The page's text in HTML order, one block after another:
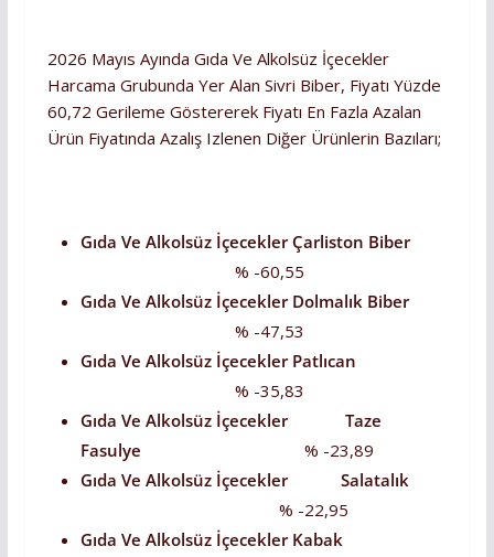
2026 Mayıs Ayında Gıda Ve Alkolsüz İçecekler
Harcama Grubunda Yer Alan Sivri Biber, Fiyatı Yüzde
60,72 Gerileme Göstererek Fiyatı En Fazla Azalan
Ürün Fiyatında Azalış Izlenen Diğer Ürünlerin Bazıları;
Gıda Ve Alkolsüz İçeceklerÇarliston Biber
% -60,55
Gıda Ve Alkolsüz İçecekler Dolmalık Biber
% -47,53
Gıda Ve Alkolsüz İçecekler Patlıcan
% -35,83
Gıda Ve Alkolsüz İçecekler Taze
Fasulye % -23,89
Gıda Ve Alkolsüz İçecekler Salatalık
% -22,95
Gıda Ve Alkolsüz İçecekler Kabak